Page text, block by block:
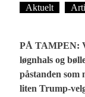
Aktuelt
PÅ TAMPEN:
løgnhals og
påstanden som
liten Trump-